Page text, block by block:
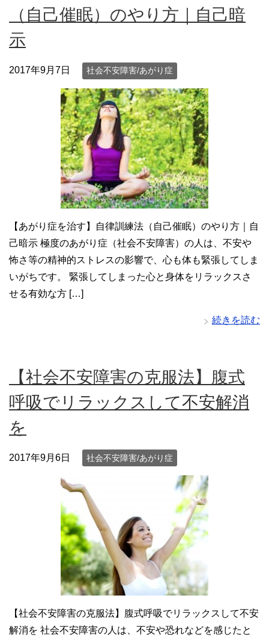
（自己催眠）のやり方｜自己暗
示
2017年9月7日 社会不安障害/あがり症
【あがり症を治す】自律訓練法（自己催眠）のやり方｜自
己暗示 極度のあがり症（社会不安障害）の人は、不安や
怖さ等の精神的ストレスの影響で、心も体も緊張してしま
いがちです。 緊張してしまった心と身体をリラックスさ
せる有効な方 […]
続きを読む
【社会不安障害の克服法】腹式
呼吸でリラックスして不安解消
を
2017年9月6日 社会不安障害/あがり症
【社会不安障害の克服法】腹式呼吸でリラックスして不安
解消を 社会不安障害の人は、不安や恐れなどを感じたと